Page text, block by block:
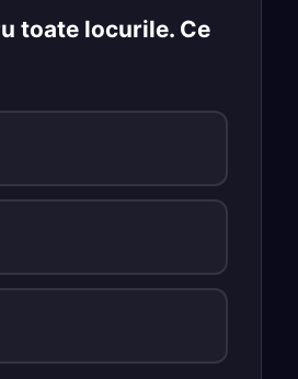
toate locurile. Ce